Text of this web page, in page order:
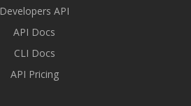
Developers API
API Docs
CLI Docs
API Pricing